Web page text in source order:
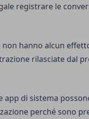
registrare le
non hanno alcun
rilasciate dal
app di sistema
perché sono